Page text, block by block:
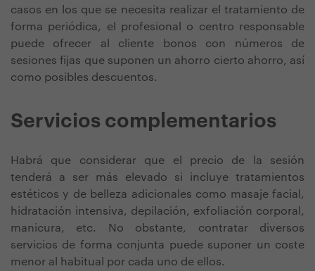
casos en los que se necesita realizar el tratamiento de
forma periódica, el profesional o centro responsable
puede ofrecer al cliente bonos con números de
sesiones fijas que suponen un ahorro cierto ahorro, así
como posibles descuentos.
Servicios complementarios
Habrá que considerar que el precio de la sesión
tenderá a ser más elevado si incluye tratamientos
estéticos y de belleza adicionales como masaje facial,
hidratación intensiva, depilación, exfoliación corporal,
manicura, etc. No obstante, contratar diversos
servicios de forma conjunta puede suponer un coste
menor al habitual por cada uno de ellos.